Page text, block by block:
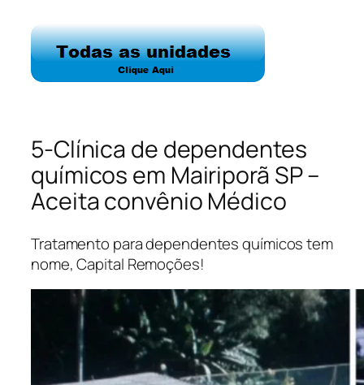
5-Clínica de dependentes
químicos em Mairiporã SP –
Aceita convênio Médico
Tratamento para dependentes químicos tem
nome, Capital Remoções!